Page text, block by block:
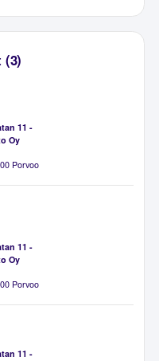
(3)
11 -
Oy
Porvoo
11 -
Oy
Porvoo
11 -